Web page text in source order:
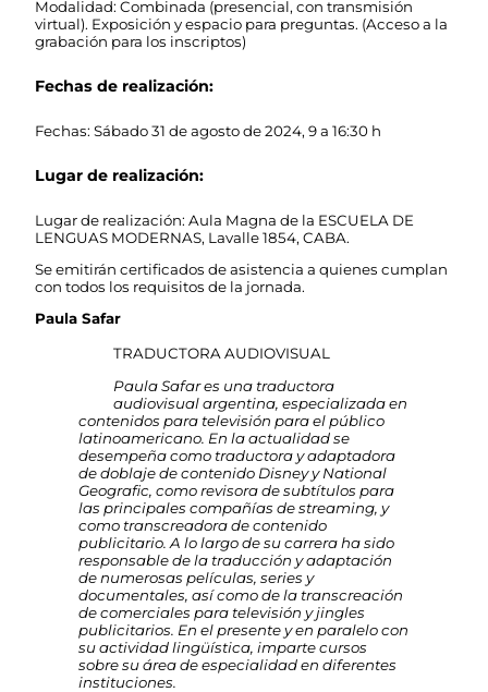
Modalidad: Combinada (presencial, con transmisión
virtual). Exposición y espacio para preguntas. (Acceso a la
grabación para los inscriptos)
Fechas de realización:
Fechas: Sábado 31 de agosto de 2024, 9 a 16:30 h
Lugar de realización:
Lugar de realización: Aula Magna de la ESCUELA DE
LENGUAS MODERNAS, Lavalle 1854, CABA.
Se emitirán certificados de asistencia a quienes cumplan
con todos los requisitos de la jornada.
Paula Safar
TRADUCTORA AUDIOVISUAL
Paula Safar es una traductora
audiovisual argentina, especializada en
contenidos para televisión para el público
latinoamericano. En la actualidad se
desempeña como traductora y adaptadora
de doblaje de contenido Disney y National
Geografic, como revisora de subtítulos para
las principales compañías de streaming, y
como transcreadora de contenido
publicitario. A lo largo de su carrera ha sido
responsable de la traducción y adaptación
de numerosas películas, series y
documentales, así como de la transcreación
de comerciales para televisión y jingles
publicitarios. En el presente y en paralelo con
su actividad lingüística, imparte cursos
sobre su área de especialidad en diferentes
instituciones.